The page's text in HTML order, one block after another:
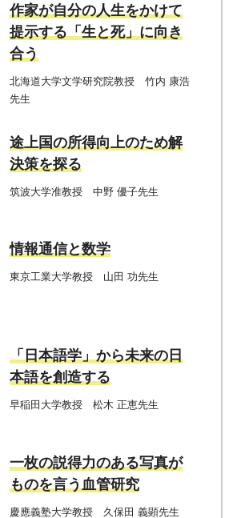
作家が自分の人生をかけて
提示する「生と死」に向き
合う
北海道大学文学研究院教授 竹内 康浩
先生
途上国の所得向上のため解
決策を探る
筑波大学准教授 中野 優子先生
情報通信と数学
東京工業大学教授 山田 功先生
「日本語学」から未来の日
本語を創造する
早稲田大学教授 松木 正恵先生
一枚の説得力のある写真が
ものを言う血管研究
慶應義塾大学教授 久保田 義顕先生